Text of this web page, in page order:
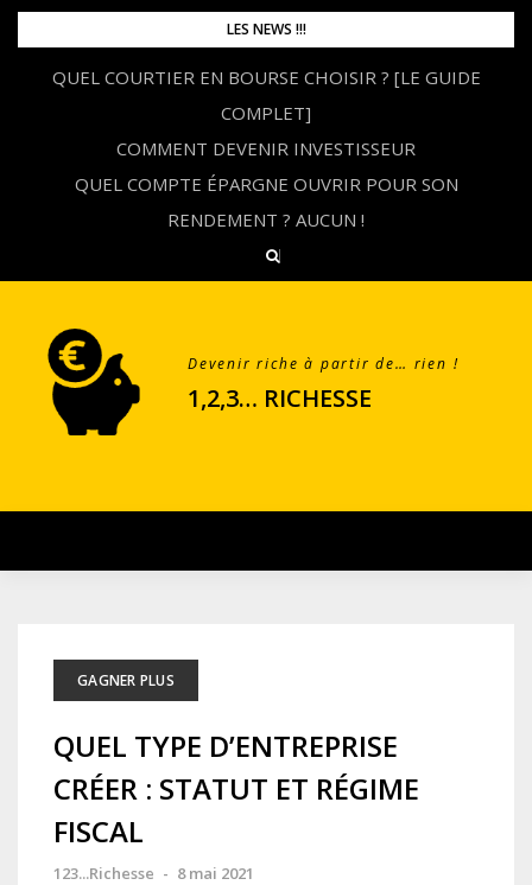
Skip
content
LES NEWS !!!
QUEL COURTIER EN BOURSE CHOISIR ? [LE GUIDE
COMPLET]
COMMENT DEVENIR INVESTISSEUR
QUEL COMPTE ÉPARGNE OUVRIR POUR SON
RENDEMENT ? AUCUN !
Devenir riche à partir de… rien !
1,2,3… RICHESSE
GAGNER PLUS
QUEL TYPE D’ENTREPRISE
CRÉER : STATUT ET RÉGIME
FISCAL
123...Richesse - 8 mai 2021